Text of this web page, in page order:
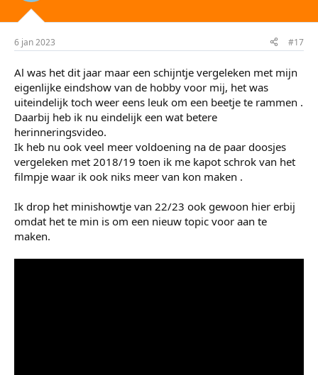
6 jan 2023 #17
Al was het dit jaar maar een schijntje vergeleken met mijn
eigenlijke eindshow van de hobby voor mij, het was
uiteindelijk toch weer eens leuk om een beetje te rammen .
Daarbij heb ik nu eindelijk een wat betere
herinneringsvideo.
Ik heb nu ook veel meer voldoening na de paar doosjes
vergeleken met 2018/19 toen ik me kapot schrok van het
filmpje waar ik ook niks meer van kon maken .
Ik drop het minishowtje van 22/23 ook gewoon hier erbij
omdat het te min is om een nieuw topic voor aan te
maken.